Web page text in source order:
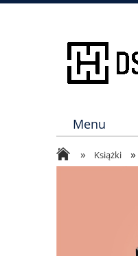
Menu
Instagram
» Książki »